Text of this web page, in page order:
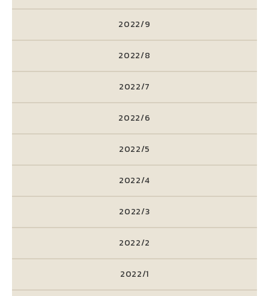
2022/9
2022/8
2022/7
2022/6
2022/5
2022/4
2022/3
2022/2
2022/1